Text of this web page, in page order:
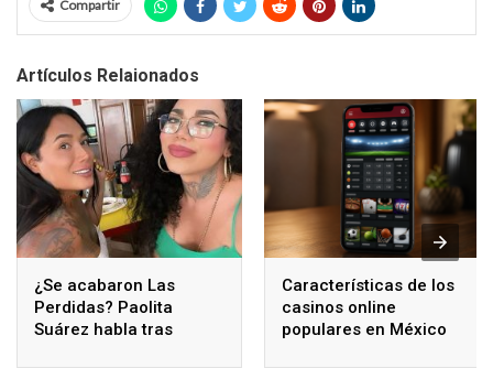
Compartir
Artículos Relaionados
¿Se acabaron Las
Perdidas? Paolita
Suárez habla tras
de Karina Torres
Características de los
casinos online
populares en México